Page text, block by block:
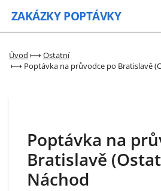
ZAKÁZKY POPTÁVKY
Zaregistrovat
Úvod ⟼ Ostatní
⟼ Poptávka na průvodce po Bratislavě
Poptávka na
Bratislavě
Náchod